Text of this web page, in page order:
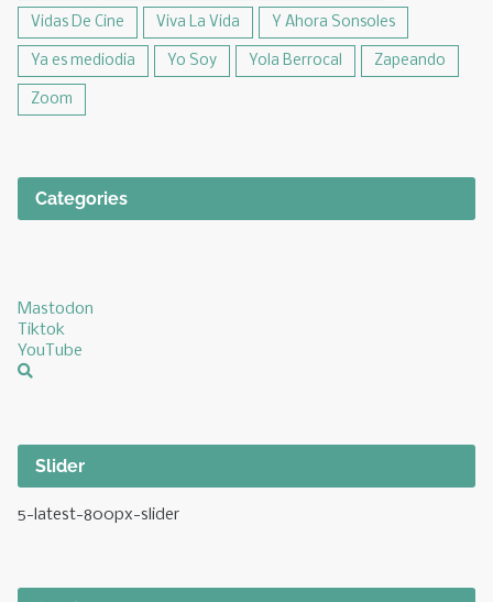
Vidas De Cine Viva La Vida Y Ahora Sonsoles
Ya es mediodia Yo Soy Yola Berrocal Zapeando
Zoom
Categories
Mastodon
Tiktok
YouTube
Slider
5-latest-800px-slider